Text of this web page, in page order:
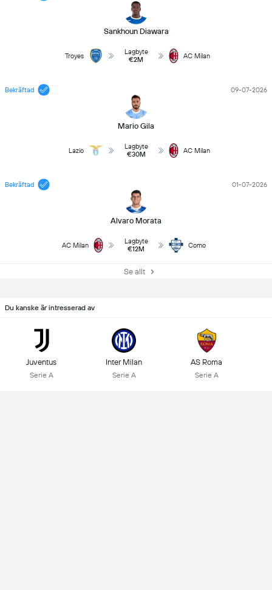
Sankhoun Diawara
Troyes
Lagbyte
€2M
AC Milan
Bekräftad
Mario Gila
09-07-2026
Lazio
Lagbyte
€30M
AC Milan
Bekräftad
Alvaro Morata
01-07-2026
AC Milan
Lagbyte
€12M
Como
Se allt
Du kanske är intresserad av
Juventus
Serie A
Inter Milan
Serie A
AS Roma
Serie A